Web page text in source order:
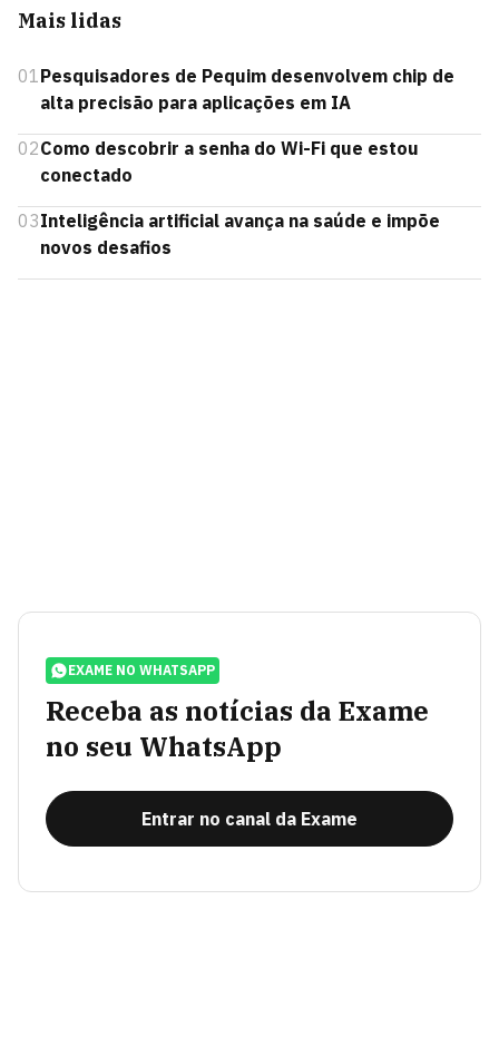
Mais lidas
01Pesquisadores de Pequim desenvolvem chip de
alta precisão para aplicações em IA
02Como descobrir a senha do Wi-Fi que estou
conectado
03Inteligência artificial avança na saúde e impõe
novos desafios
EXAME NO WHATSAPP
Receba as notícias da Exame
no seu WhatsApp
Entrar no canal da Exame